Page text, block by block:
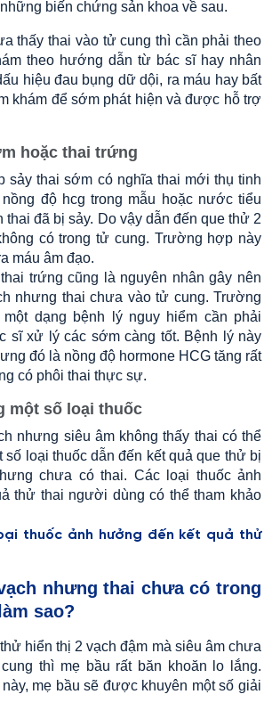
biến chứng sản khoa về sau.
thấy thai vào tử cung thì cần phải theo
theo hướng dẫn từ bác sĩ hay nhân
hiệu đau bụng dữ dội, ra máu hay bất
khám để sớm phát hiện và được hỗ trợ
hoặc thai trứng
sảy thai sớm có nghĩa thai mới thụ tinh
độ hcg trong mẫu hoặc nước tiểu
thai đã bị sảy. Do vậy dẫn đến que thử 2
có trong tử cung. Trường hợp này
máu âm đạo.
trứng cũng là nguyên nhân gây nên
nhưng thai chưa vào tử cung. Trường
dạng bệnh lý nguy hiểm cần phải
sĩ xử lý các sớm càng tốt. Bệnh lý này
đó là nồng độ hormone HCG tăng rất
có phôi thai thực sự.
một số loại thuốc
nhưng siêu âm không thấy thai có thể
loại thuốc dẫn đến kết quả que thử bị
chưa có thai. Các loại thuốc ảnh
thử thai người dùng có thể tham khảo
thuốc ảnh hưởng đến kết quả thử
nhưng thai chưa có trong
sao?
hiển thị 2 vạch đậm mà siêu âm chưa
thì mẹ bầu rất băn khoăn lo lắng.
mẹ bầu sẽ được khuyên một số giải